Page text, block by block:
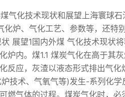
气化技术现状和展望上海寰球
化炉、气化工艺、参数等，还特
展望1国内外煤 气化技术现状
炉内。煤1.1 煤炭气化在高于其
反应，灰渣以液态形式排出气
技术、气氧气等)发生-系列化
燃气体的过程。煤炭气化时，